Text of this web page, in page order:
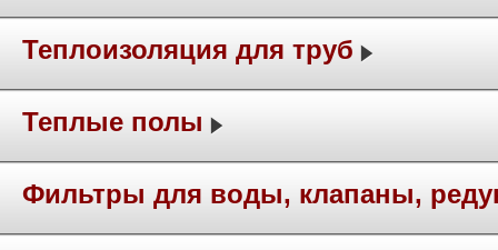
Теплоизоляция для труб
Теплые полы
Фильтры для воды, клапаны,